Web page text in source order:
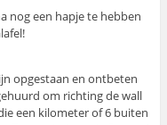
nog een hapje te hebben
opgestaan en ontbeten
om richting de wall
een kilometer of 6 buiten